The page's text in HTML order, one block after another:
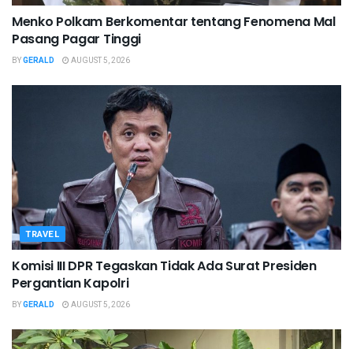
Menko Polkam Berkomentar tentang Fenomena Mal
Pasang Pagar Tinggi
BYGERALD AUGUST 5, 2026
TRAVEL
Komisi III DPR Tegaskan Tidak Ada Surat Presiden
Pergantian Kapolri
BYGERALD AUGUST 5, 2026